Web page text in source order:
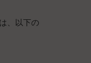
、以下の